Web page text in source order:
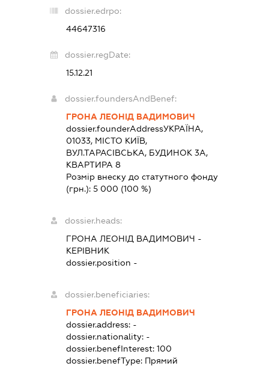
dossier.edrpo:
44647316
dossier.regDate:
15.12.21
dossier.foundersAndBenef:
ГРОНА ЛЕОНІД ВАДИМОВИЧ
dossier.founderAddressУКРАЇНА,
01033, МІСТО КИЇВ,
ВУЛ.ТАРАСІВСЬКА, БУДИНОК 3А,
КВАРТИРА 8
Розмір внеску до статутного фонду
(грн.): 5 000 (100 %)
dossier.heads:
ГРОНА ЛЕОНІД ВАДИМОВИЧ -
КЕРІВНИК
dossier.position -
dossier.beneficiaries:
ГРОНА ЛЕОНІД ВАДИМОВИЧ
dossier.address: -
dossier.nationality: -
dossier.benefInterest: 100
dossier.benefType: Прямий